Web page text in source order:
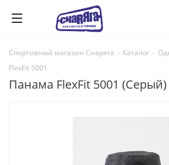
Спортивный магазин Снаряга - Каталог -
FlexFit 5001
Панама FlexFit 5001 (Серый)